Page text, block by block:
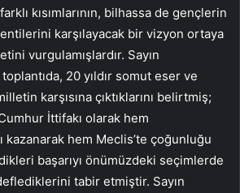
kısımlarının, bilhassa de gençlerin
karşılayacak bir vizyon ortaya
vurgulamışlardır. Sayın
20 yıldır somut eser ve
karşısına çıktıklarını belirtmiş;
İttifakı olarak hem
kazanarak hem Meclis’te çoğunluğu
başarıyı önümüzdeki seçimlerde
tabir etmiştir. Sayın